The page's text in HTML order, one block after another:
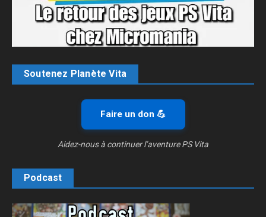
Soutenez Planète Vita
Faire un don 💪
Aidez-nous à continuer l’aventure PS Vita
Podcast